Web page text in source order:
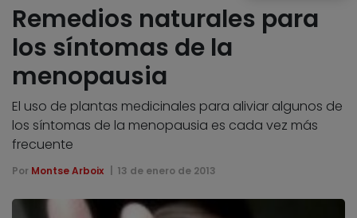
Remedios naturales para
los síntomas de la
menopausia
El uso de plantas medicinales para aliviar algunos de
los síntomas de la menopausia es cada vez más
frecuente
Por Montse Arboix 13 de enero de 2013